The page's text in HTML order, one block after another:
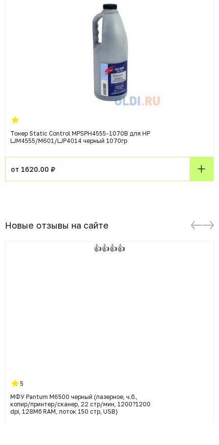
Тонер Static Control MPSPH4555-1070B для HP
LJM4555/M601/LJP4014 черный 1070гр
от 1620.00 ₽
Новые отзывы на сайте
👍👍👍👍
5
МФУ Pantum M6500 черный (лазерное, ч.б.,
копир/принтер/сканер, 22 стр/мин, 1200?1200
dpi, 128Мб RAM, лоток 150 стр, USB)